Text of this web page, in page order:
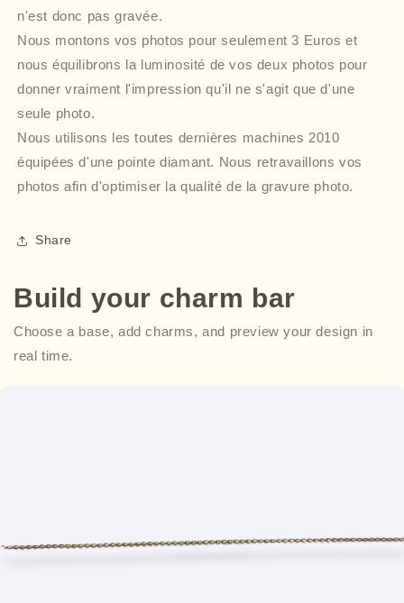
n'est donc pas gravée.
Nous montons vos photos pour seulement 3 Euros et
nous équilibrons la luminosité de vos deux photos pour
donner vraiment l'impression qu'il ne s'agit que d'une
seule photo.
Nous utilisons les toutes dernières machines 2010
équipées d'une pointe diamant. Nous retravaillons vos
photos afin d'optimiser la qualité de la gravure photo.
Share
Build your charm bar
Choose a base, add charms, and preview your design in
real time.